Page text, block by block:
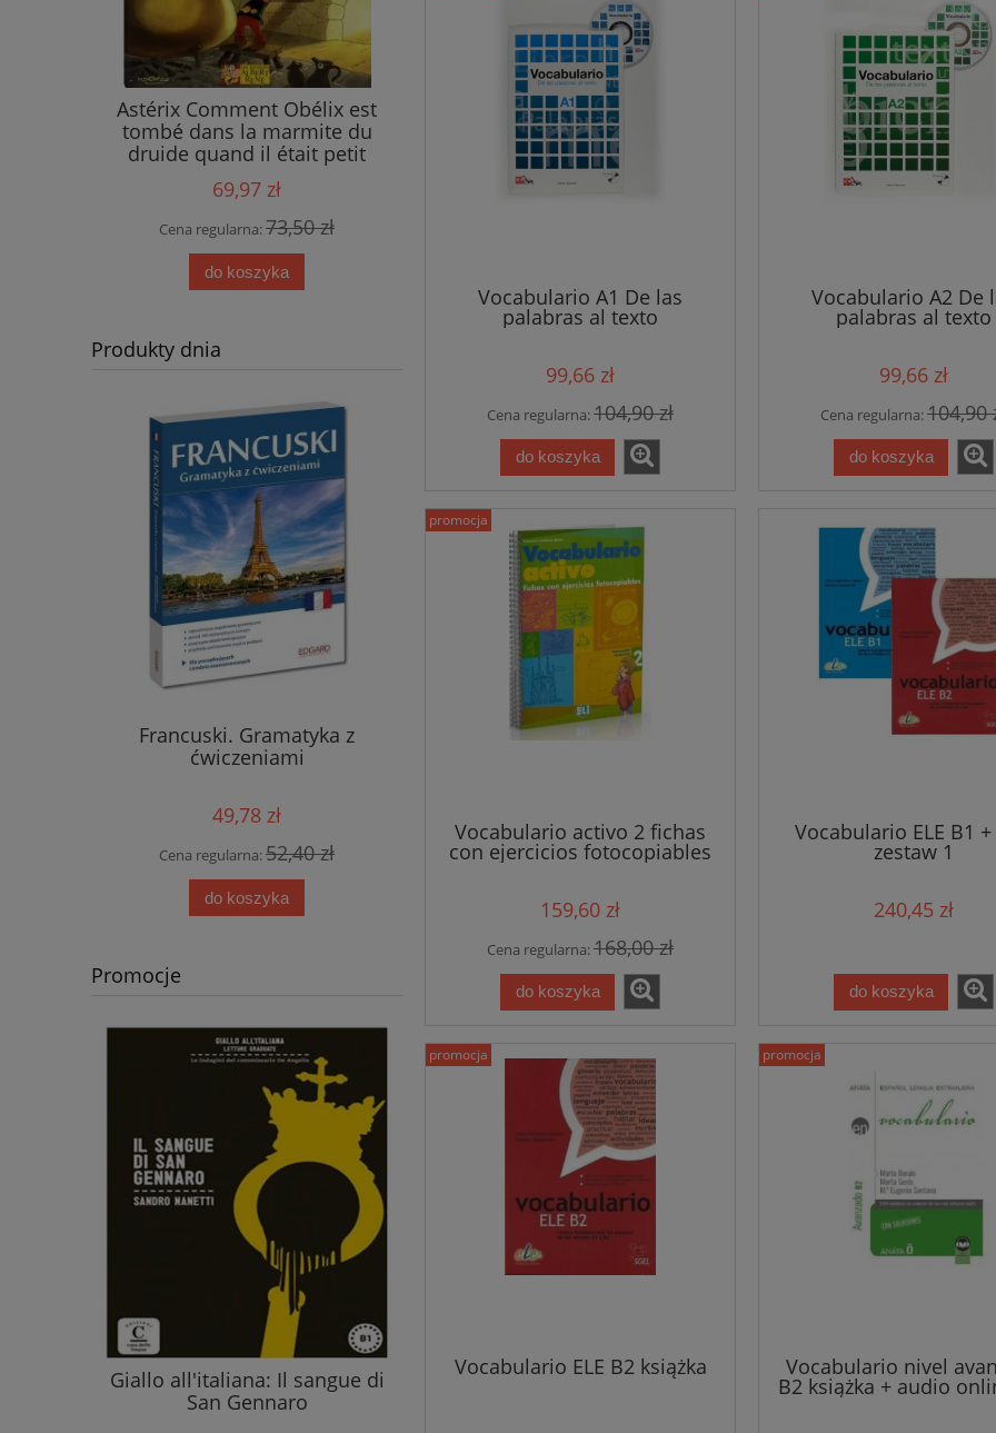
Astérix Comment Obélix est
tombé dans la marmite du
druide quand il était petit
69,97 zł
Cena regularna:73,50 zł
do koszyka
Produkty dnia
Francuski. Gramatyka z
ćwiczeniami
49,78 zł
Cena regularna:52,40 zł
do koszyka
Włoski Niezbędne zwroty i
Cena regularna: 41,90 zł
Hiszpański Niezbędne
Cena regularna:41,90 zł
Promocje
Giallo all'italiana: Il sangue di
San Gennaro
Gra Juego de la oca
Un fine settimana
Vocabulario A1 De las
palabras al texto
99,66 zł
Cena regularna:104,90 zł
do koszyka
Vocabulario A2 De
palabras al texto
99,66 zł
Cena regularna:104,90
do koszyka
Vocabulario activo 2 fichas
con ejercicios fotocopiables
159,60 zł
Cena regularna:168,00 zł
do koszyka
promocja
Vocabulario ELE B1 +
zestaw 1
240,45 zł
do koszyka
Vocabulario ELE B2 książka
promocja
Vocabulario nivel
B2 książka + audio
promocja